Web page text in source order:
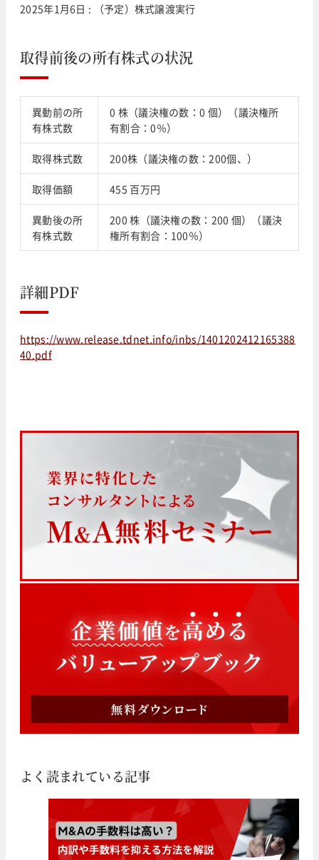
2025年1月6日 : （予定）株式譲渡実行
取得前後の所有株式の状況
異動前の所
有株式数
0 株（議決権の数：0 個）（議決権所
有割合：0％）
取得株式数 200株（議決権の数：200個、）
取得価額 455 百万円
異動後の所
有株式数
200 株（議決権の数：200 個）（議決
権所有割合：100％）
詳細PDF
https://www.release.tdnet.info/inbs/1401202412165388
40.pdf
よく読まれている記事